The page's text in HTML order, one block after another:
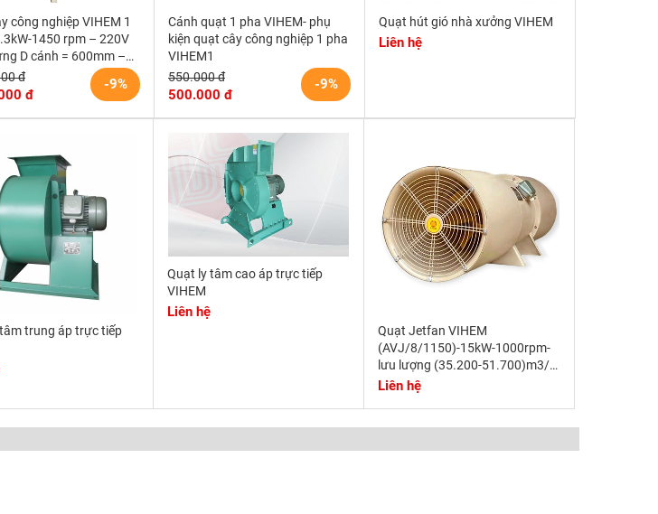
công nghiệp VIHEM 1
1450 rpm – 220V
D cánh = 600mm –
h)
-9%
đ
đ
Cánh quạt 1 pha VIHEM- phụ
kiện quạt cây công nghiệp 1 pha
VIHEM1
-9%
550.000 đ
500.000 đ
Quạt hút gió nhà xưởng VIHEM
Liên hệ
trung áp trực tiếp
Quạt ly tâm cao áp trực tiếp
VIHEM
Liên hệ
Quạt Jetfan VIHEM
(AVJ/8/1150)-15kW-1000rpm-
lưu lượng (35.200-51.700)m3/h-
Áp suất tĩnh (970- 360)Pa
Liên hệ